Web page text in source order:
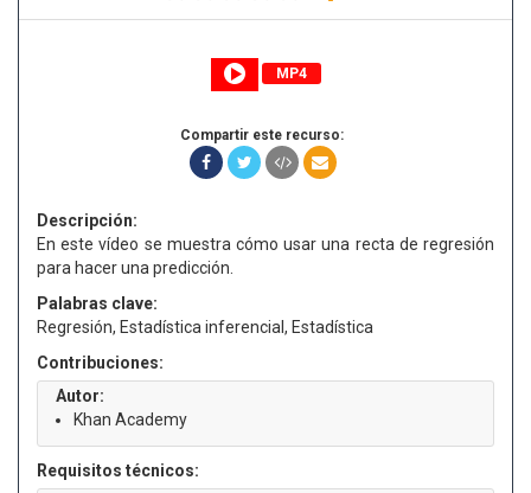
MP4
Compartir este recurso:
Descripción:
En este vídeo se muestra cómo usar una recta de regresión
para hacer una predicción.
Palabras clave:
Regresión, Estadística inferencial, Estadística
Contribuciones:
Autor:
Khan Academy
Requisitos técnicos: